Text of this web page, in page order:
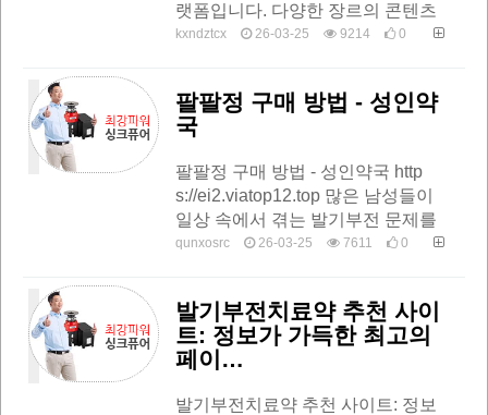
랫폼입니다. 다양한 장르의 콘텐츠
를 손쉽게 감상할 수 있도록 사용자
다뉴토…
kxndztcx 26-03-25 9214 0
팔팔정 구매 방법 - 성인약
국
팔팔정 구매 방법 - 성인약국 http
s://ei2.viatop12.top 많은 남성들이
일상 속에서 겪는 발기부전 문제를
해결하기 위해 팔팔정을 찾게 됩니
qunxosrc 26-03-25 7611 0
발기부전치료약 추천 사이
트: 정보가 가득한 최고의
페이…
발기부전치료약 추천 사이트: 정보